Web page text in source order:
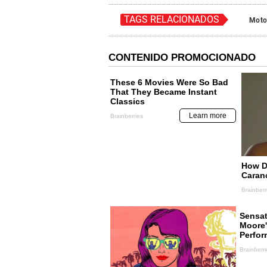
TAGS RELACIONADOS